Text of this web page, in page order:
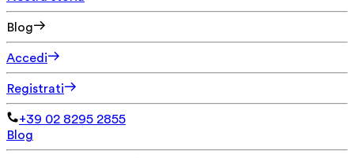
Blog
Accedi
Registrati
+39 02 8295 2855
Blog